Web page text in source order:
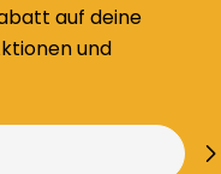
auf deine
und